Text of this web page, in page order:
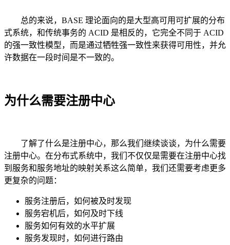
总的来说，BASE 理论面向的是大型高可用可扩展的分布
式系统，和传统事务的 ACID 是相反的，它完全不同于 ACID
的强一致性模型，而是通过牺牲强一致性来获得可用性，并允
许数据在一段时间是不一致的。
为什么需要注册中心
了解了什么是注册中心，那么我们继续谈谈，为什么需要
注册中心。在分布式系统中，我们不仅仅是需要在注册中心找
到服务和服务地址的映射关系这么简单，我们还需要考虑更多
更复杂的问题：
服务注册后，如何被及时发现
服务宕机后，如何及时下线
服务如何有效的水平扩展
服务发现时，如何进行路由